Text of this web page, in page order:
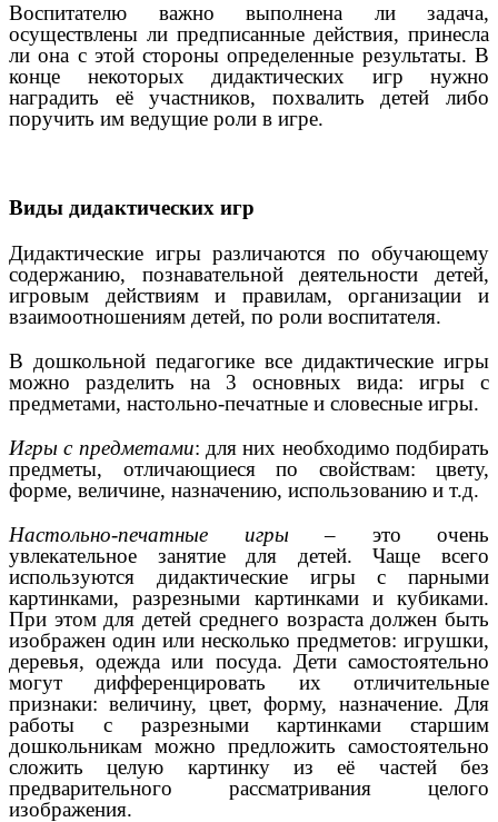
Воспитателю важно выполнена ли задача,
осуществлены ли предписанные действия, принесла
ли она с этой стороны определенные результаты. В
конце некоторых дидактических игр нужно
наградить её участников, похвалить детей либо
поручить им ведущие роли в игре.
Виды дидактических игр
Дидактические игры различаются по обучающему
содержанию, познавательной деятельности детей,
игровым действиям и правилам, организации и
взаимоотношениям детей, по роли воспитателя.
В дошкольной педагогике все дидактические игры
можно разделить на 3 основных вида: игры с
предметами, настольно-печатные и словесные игры.
Игры с предметами: для них необходимо подбирать
предметы, отличающиеся по свойствам: цвету,
форме, величине, назначению, использованию и т.д.
Настольно-печатные игры– это очень
увлекательное занятие для детей. Чаще всего
используются дидактические игры с парными
картинками, разрезными картинками и кубиками.
При этом для детей среднего возраста должен быть
изображен один или несколько предметов: игрушки,
деревья, одежда или посуда. Дети самостоятельно
могут дифференцировать их отличительные
признаки: величину, цвет, форму, назначение. Для
работы с разрезными картинками старшим
дошкольникам можно предложить самостоятельно
сложить целую картинку из её частей без
предварительного рассматривания целого
изображения.